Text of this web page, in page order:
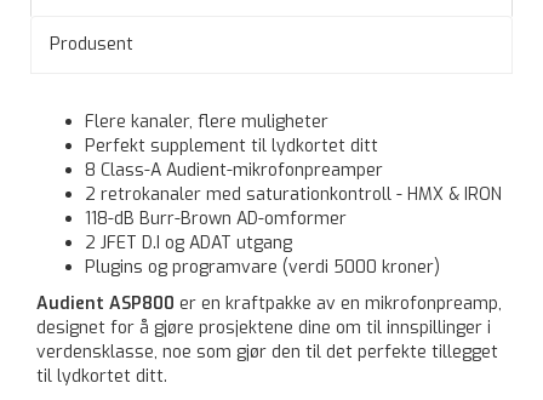
Produsent
Flere kanaler, flere muligheter
Perfekt supplement til lydkortet ditt
8 Class-A Audient-mikrofonpreamper
2 retrokanaler med saturationkontroll - HMX & IRON
118-dB Burr-Brown AD-omformer
2 JFET D.I og ADAT utgang
Plugins og programvare (verdi 5000 kroner)
Audient ASP800 er en kraftpakke av en mikrofonpreamp,
designet for å gjøre prosjektene dine om til innspillinger i
verdensklasse, noe som gjør den til det perfekte tillegget
til lydkortet ditt.